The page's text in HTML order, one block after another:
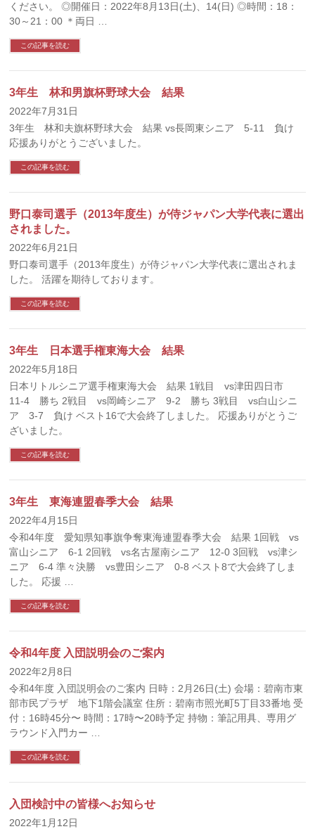
ください。 ◎開催日：2022年8月13日(土)、14(日) ◎時間：18：
30～21：00 ＊両日 …
この記事を読む
3年生 林和男旗杯野球大会 結果
2022年7月31日
3年生 林和夫旗杯野球大会 結果 vs長岡東シニア 5-11 負け
応援ありがとうございました。
この記事を読む
野口泰司選手（2013年度生）が侍ジャパン大学代表に選出
されました。
2022年6月21日
野口泰司選手（2013年度生）が侍ジャパン大学代表に選出されま
した。 活躍を期待しております。
この記事を読む
3年生 日本選手権東海大会 結果
2022年5月18日
日本リトルシニア選手権東海大会 結果 1戦目 vs津田四日市
11-4 勝ち 2戦目 vs岡崎シニア 9-2 勝ち 3戦目 vs白山シニ
ア 3-7 負け ベスト16で大会終了しました。 応援ありがとうご
ざいました。
この記事を読む
3年生 東海連盟春季大会 結果
2022年4月15日
令和4年度 愛知県知事旗争奪東海連盟春季大会 結果 1回戦 vs
富山シニア 6-1 2回戦 vs名古屋南シニア 12-0 3回戦 vs津シ
ニア 6-4 準々決勝 vs豊田シニア 0-8 ベスト8で大会終了しま
した。 応援 …
この記事を読む
令和4年度 入団説明会のご案内
2022年2月8日
令和4年度 入団説明会のご案内 日時：2月26日(土) 会場：碧南市東
部市民プラザ 地下1階会議室 住所：碧南市照光町5丁目33番地 受
付：16時45分〜 時間：17時〜20時予定 持物：筆記用具、専用グ
ラウンド入門カー …
この記事を読む
入団検討中の皆様へお知らせ
2022年1月12日